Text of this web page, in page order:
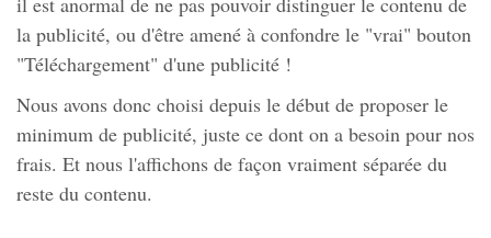
la publicité, ou d'être amené à confondre le "vrai" bouton
"Téléchargement" d'une publicité !
Nous avons donc choisi depuis le début de proposer le
minimum de publicité, juste ce dont on a besoin pour nos
frais. Et nous l'affichons de façon vraiment séparée du
reste du contenu.